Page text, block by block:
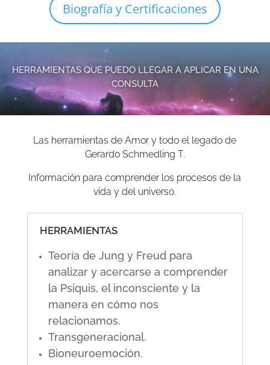
Biografía y Certificaciones
HERRAMIENTAS QUE PUEDO LLEGAR A APLICAR EN UNA
CONSULTA
Las herramientas de Amor y todo el legado de
Gerardo Schmedling T.
Información para comprender los procesos de la
vida y del universo.
HERRAMIENTAS
Teoría de Jung y Freud para
analizar y acercarse a comprender
la Psiquis, el inconsciente y la
manera en cómo nos
relacionamos.
Transgeneracional.
Bioneuroemoción.